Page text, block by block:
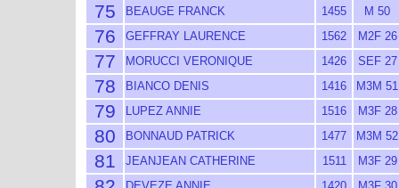
75 BEAUGE FRANCK 1455 M 50
76 GEFFRAY LAURENCE 1562 M2F 26
77 MORUCCI VERONIQUE 1426 SEF 27
78 BIANCO DENIS 1416 M3M 51
79 LUPEZ ANNIE 1516 M3F 28
80 BONNAUD PATRICK 1477 M3M 52
81 JEANJEAN CATHERINE 1511 M3F 29